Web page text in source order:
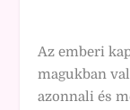
Az emberi
magukban
azonnali és